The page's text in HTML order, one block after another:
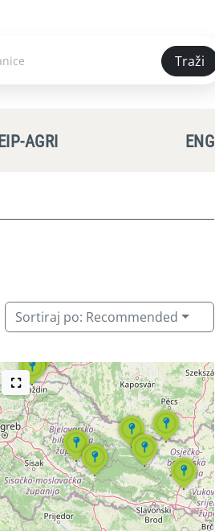
Traži
EIP-AGRI ENG
Sortiraj po: Recommended